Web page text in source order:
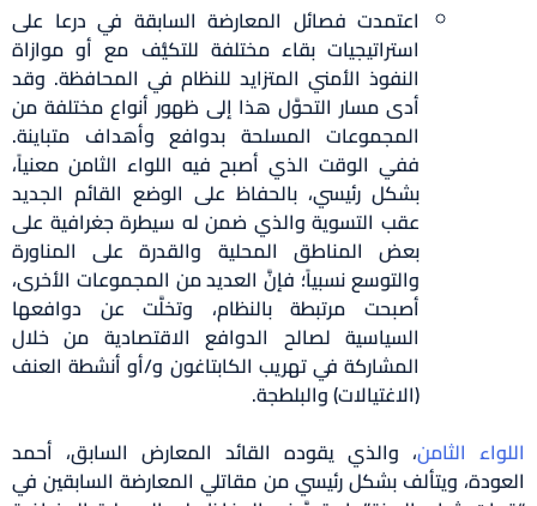
اعتمدت فصائل المعارضة السابقة في درعا على
استراتيجيات بقاء مختلفة للتكيُّف مع أو موازاة
النفوذ الأمني المتزايد للنظام في المحافظة. وقد
أدى مسار التحوَّل هذا إلى ظهور أنواع مختلفة من
المجموعات المسلحة بدوافع وأهداف متباينة.
ففي الوقت الذي أصبح فيه اللواء الثامن معنياً،
بشكل رئيسي، بالحفاظ على الوضع القائم الجديد
عقب التسوية والذي ضمن له سيطرة جغرافية على
بعض المناطق المحلية والقدرة على المناورة
والتوسع نسبياً؛ فإنَّ العديد من المجموعات الأخرى،
أصبحت مرتبطة بالنظام، وتخلَّت عن دوافعها
السياسية لصالح الدوافع الاقتصادية من خلال
المشاركة في تهريب الكابتاغون و/أو أنشطة العنف
(الاغتيالات) والبلطجة.
الثامن، والذي يقوده القائد المعارض السابق، أحمد
ويتألف بشكل رئيسي من مقاتلي المعارضة السابقين في